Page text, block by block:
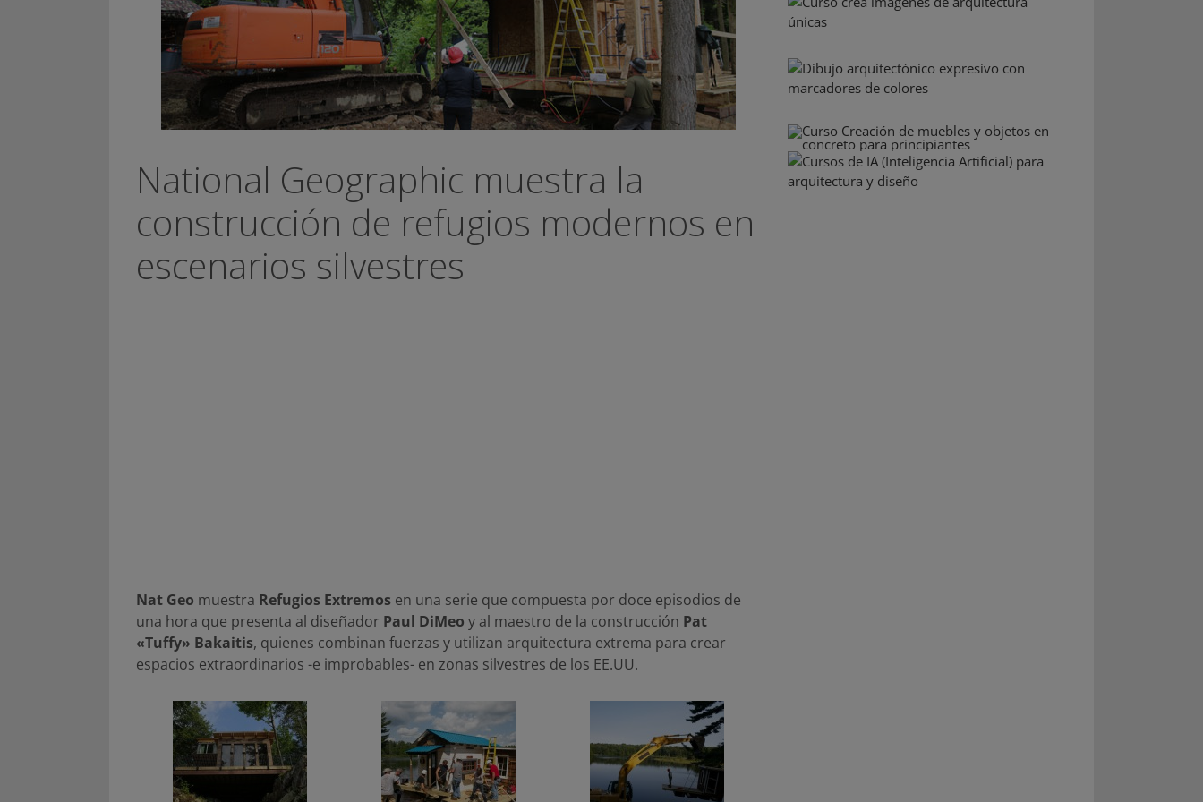
National Geographic muestra la
construcción de refugios modernos en
escenarios silvestres
Nat Geo muestra Refugios Extremos en una serie que compuesta por doce episodios de
una hora que presenta al diseñador Paul DiMeo y al maestro de la construcción Pat
«Tuffy» Bakaitis, quienes combinan fuerzas y utilizan arquitectura extrema para crear
espacios extraordinarios -e improbables- en zonas silvestres de los EE.UU.